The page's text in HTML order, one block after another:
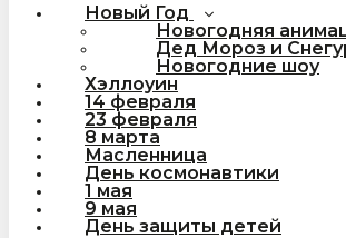
Новый Год
Новогодняя
Дед Мороз и
Новогодние шоу
Хэллоуин
14 февраля
23 февраля
8 марта
Масленница
День космонавтики
1 мая
9 мая
День защиты детей